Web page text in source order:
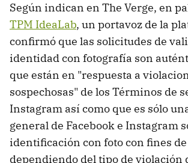
Según indican en The Verge, en
TPM IdeaLab, un portavoz de la
confirmó que las solicitudes de
identidad con fotografía son
que están en "respuesta a
sospechosas" de los Términos de
Instagram así como que es sólo
general de Facebook e Instagram
identificación con foto con fines
dependiendo del tipo de violación